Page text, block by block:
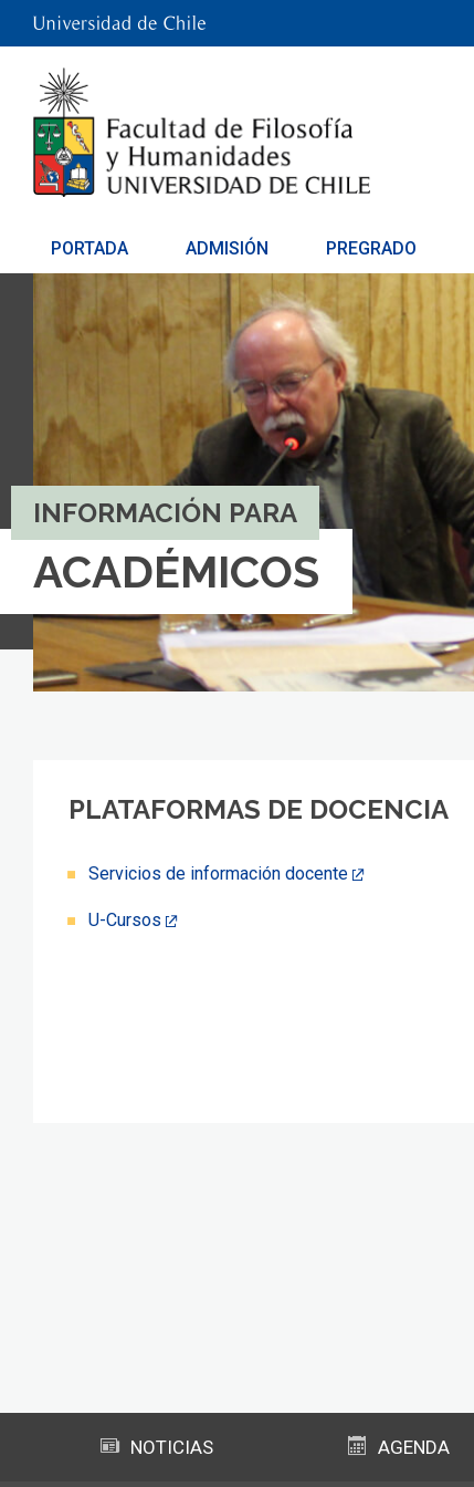
PORTADA ADMISIÓN PREGRADO
INFORMACIÓN PARA
ACADÉMICOS
PLATAFORMAS DE DOCENCIA
Servicios de información docente
U-Cursos
NOTICIAS AGENDA